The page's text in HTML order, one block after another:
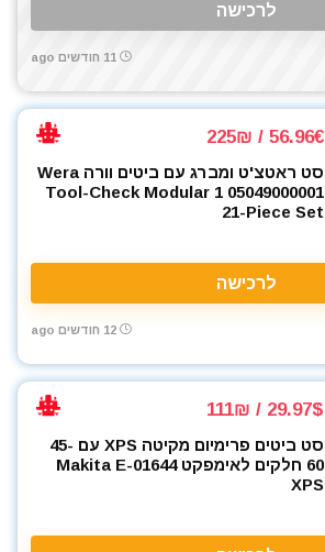
לרכישה
11 חודשים ago
56.96€ / 225₪
סט ראטצ'ט ומברג עם ביטים וורה Wera
Tool-Check Modular 1 05049000001
21-Piece Set
לרכישה
12 חודשים ago
29.97$ / 111₪
סט ביטים פרימיום מקיטה XPS עם 45-
60 חלקים לאימפקט Makita E-01644
XPS